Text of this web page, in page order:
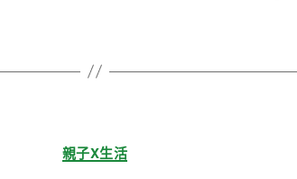
分
類
親子X生活